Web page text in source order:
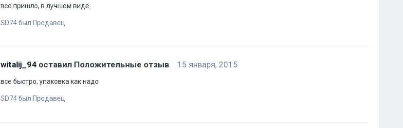
все пришло, в лучшем виде.
SD74 был Продавец
witalij_94оставил Положительные отзыв 15 января, 2015
все быстро, упаковка как надо
SD74 был Продавец